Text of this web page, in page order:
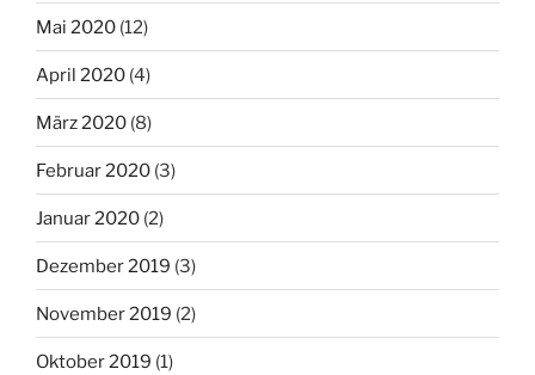
Mai 2020 (12)
April 2020 (4)
März 2020 (8)
Februar 2020 (3)
Januar 2020 (2)
Dezember 2019 (3)
November 2019 (2)
Oktober 2019 (1)